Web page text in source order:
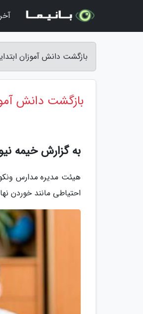
بازگشت دانش آموزان
بازگشت دانش
به گزارش خیمه
هیئت مدیره مدارس
احتیاطی مانند خوردن